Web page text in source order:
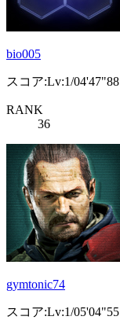
bio005
スコア:Lv:1/04'47"88
RANK
36
gymtonic74
スコア:Lv:1/05'04"55